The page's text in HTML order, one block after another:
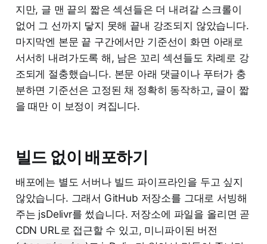
지만, 글 맨 끝의 짧은 섹션들은 더 내려갈 스크롤이
없어 그 선까지 닿지 못해 끝내 강조되지 않았습니다.
마지막엔 본문 끝 구간에서만 기준선이 화면 아래로
서서히 내려가도록 해, 남은 꼬리 섹션들도 차례로 강
조되게 절충했습니다. 본문 아래 댓글이나 푸터가 충
분하면 기준선은 고정된 채 정확히 동작하고, 글이 짧
을 때만 이 보정이 켜집니다.
빌드 없이 배포하기
배포에는 별도 서버나 빌드 파이프라인을 두고 싶지
않았습니다. 그래서 GitHub 저장소를 그대로 서빙해
주는 jsDelivr를 썼습니다. 저장소에 파일을 올리면 곧
CDN URL로 접근할 수 있고, 미니파이된 버전